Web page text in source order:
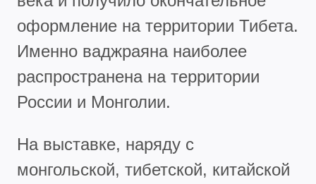
оформление на территории Тибета.
Именно ваджраяна наиболее
распространена на территории
России и Монголии.
На выставке, наряду с
монгольской, тибетской, китайской